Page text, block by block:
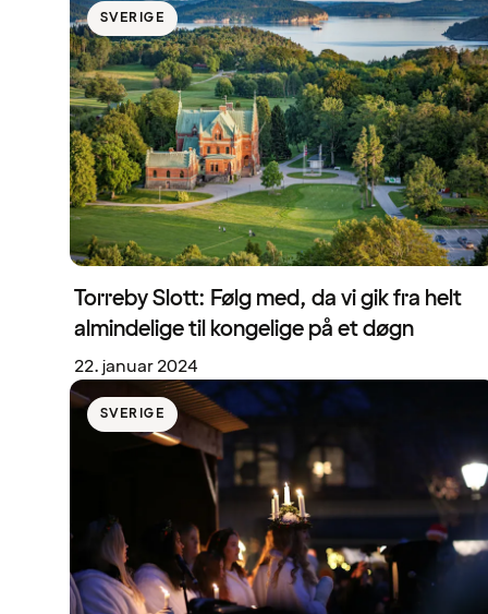
SVERIGE
Torreby Slott: Følg med, da vi gik fra helt
almindelige til kongelige på et døgn
22. januar 2024
SVERIGE